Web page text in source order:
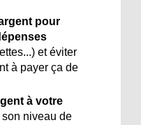
pour
et éviter
à payer ça de
à votre
niveau de